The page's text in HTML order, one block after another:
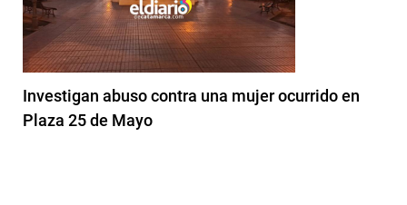
Investigan abuso contra una mujer ocurrido en
Plaza 25 de Mayo